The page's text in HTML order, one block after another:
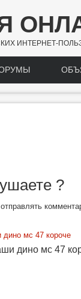
ИНТЕРНЕТ-
?
мс 47 короче
дино мс 47